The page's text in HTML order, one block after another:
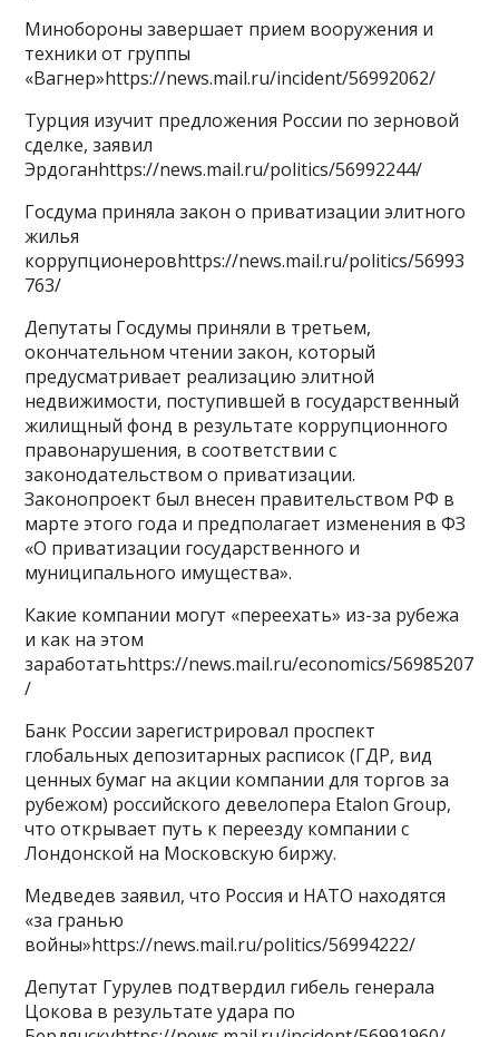
Минобороны завершает прием вооружения и
техники от группы
«Вагнер»https://news.mail.ru/incident/56992062/
Турция изучит предложения России по зерновой
сделке, заявил
Эрдоганhttps://news.mail.ru/politics/56992244/
Госдума приняла закон о приватизации элитного
жилья
коррупционеровhttps://news.mail.ru/politics/56993
763/
Депутаты Госдумы приняли в третьем,
окончательном чтении закон, который
предусматривает реализацию элитной
недвижимости, поступившей в государственный
жилищный фонд в результате коррупционного
правонарушения, в соответствии с
законодательством о приватизации.
Законопроект был внесен правительством РФ в
марте этого года и предполагает изменения в ФЗ
«О приватизации государственного и
муниципального имущества».
Какие компании могут «переехать» из-за рубежа
и как на этом
заработатьhttps://news.mail.ru/economics/56985207
/
Банк России зарегистрировал проспект
глобальных депозитарных расписок (ГДР, вид
ценных бумаг на акции компании для торгов за
рубежом) российского девелопера Etalon Group,
что открывает путь к переезду компании с
Лондонской на Московскую биржу.
Медведев заявил, что Россия и НАТО находятся
«за гранью
войны»https://news.mail.ru/politics/56994222/
Депутат Гурулев подтвердил гибель генерала
Цокова в результате удара по